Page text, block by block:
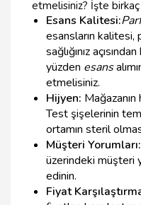
etmelisiniz? İşte birkaç
Esans Kalitesi:
esansların kalitesi,
sağlığınız
yüzden esans
etmelisiniz.
Hijyen:
Test şişelerinin
ortamın steril
Müşteri Yorumları:
üzerindeki müşteri
edinin.
Fiyat